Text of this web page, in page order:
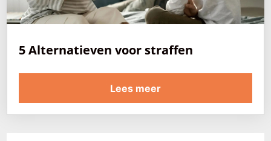
5 Alternatieven voor straffen
Lees meer